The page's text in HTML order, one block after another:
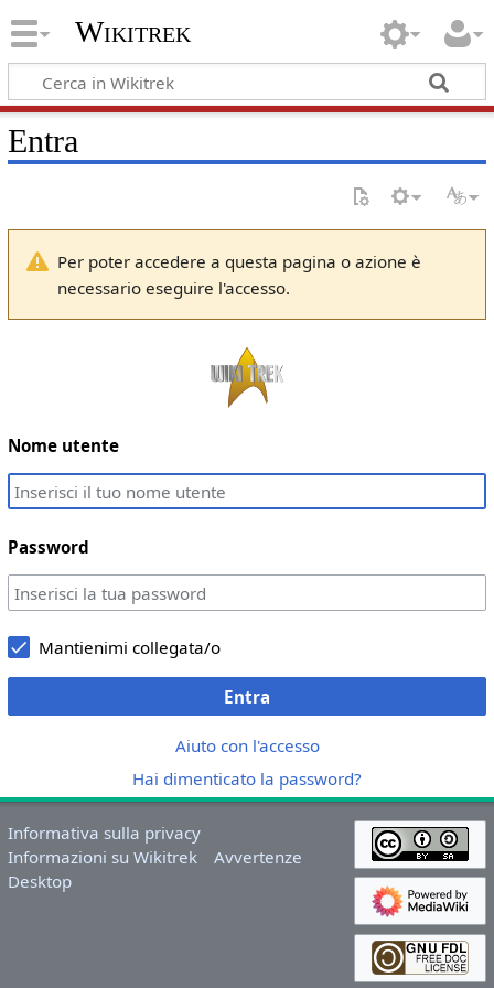
Wikitrek
Entra
Per poter accedere a questa pagina o azione è
necessario eseguire l'accesso.
Nome utente
Password
Mantienimi collegata/o
Entra
Aiuto con l'accesso
Hai dimenticato la password?
Informativa sulla privacy
Informazioni su Wikitrek
Avvertenze
Desktop